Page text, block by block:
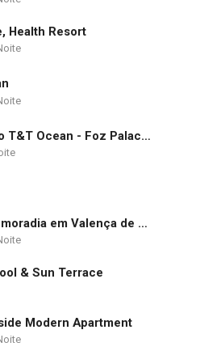
Health Resort
Apartamento T&T Ocean - Foz Palace Residence Spa
Acolhedora moradia em Valença de Miño
& Sun Terrace
Modern Apartment